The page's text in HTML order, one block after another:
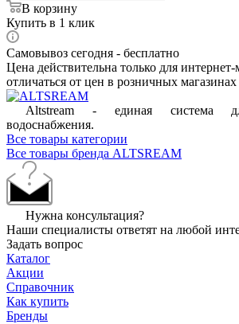
В корзину
Купить в 1 клик
Самовывоз сегодня - бесплатно
Цена действительна только для
отличаться от цен в розничных магазинах
Altstream - единая система
водоснабжения.
Все товары категории
Все товары бренда ALTSREAM
Нужна консультация?
Наши специалисты ответят на любой
Задать вопрос
Каталог
Акции
Справочник
Как купить
Бренды